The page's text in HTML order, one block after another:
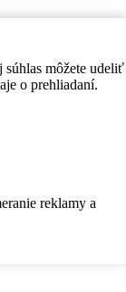
súhlas môžete udeliť
o prehliadaní.
reklamy a